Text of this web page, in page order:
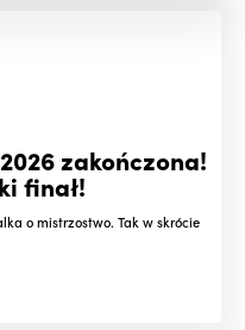
zakończona!
finał!
o mistrzostwo. Tak w skrócie